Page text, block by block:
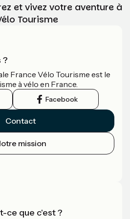
et vivez votre aventure à
Tourisme
?
France Vélo Tourisme est le
à vélo en France.
Facebook
Contact
mission
ce que c'est ?